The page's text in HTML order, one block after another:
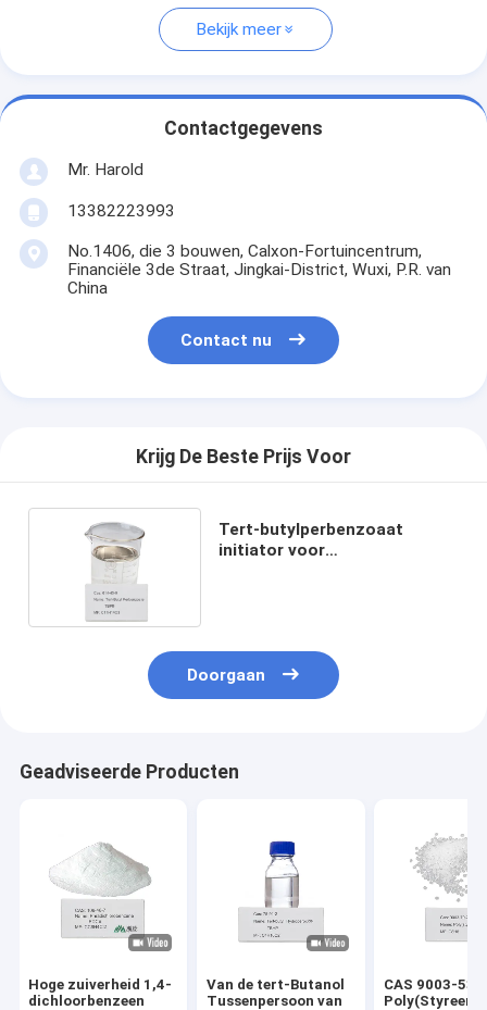
Bekijk meer
Contactgegevens
Mr. Harold
13382223993
No.1406, die 3 bouwen, Calxon-Fortuincentrum,
Financiële 3de Straat, Jingkai-District, Wuxi, P.R. van
China
Contact nu
Krijg De Beste Prijs Voor
Tert-butylperbenzoaat
initiator voor
Doorgaan
Geadviseerde Producten
Hoge zuiverheid 1,4-
dichloorbenzeen
Van de tert-Butanol
Tussenpersoon van
CAS 9003-53-
Poly(Styreen)